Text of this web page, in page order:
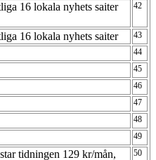
16 lokala nyhets saiter
42
16 lokala nyhets saiter 43
44
45
46
47
48
49
tidningen 129 kr/mån,
50